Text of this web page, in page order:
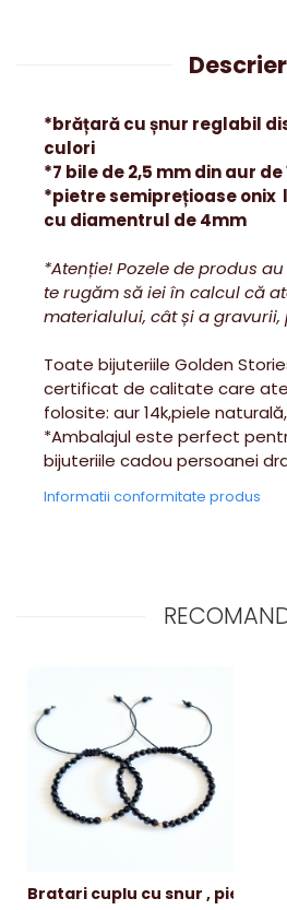
*brățară cu șnur reglabil
culori
*7 bile de 2,5 mm din aur de
*pietre semiprețioase onix
cu diamentrul de 4mm
*Atenție! Pozele de produs
te rugăm să iei în calcul că
materialului, cât și a gravurii,
Toate bijuteriile Golden
certificat de calitate care
folosite: aur 14k,piele
*Ambalajul este perfect
bijuteriile cadou persoanei
Informatii conformitate produs
Bratari cuplu cu snur , pietre